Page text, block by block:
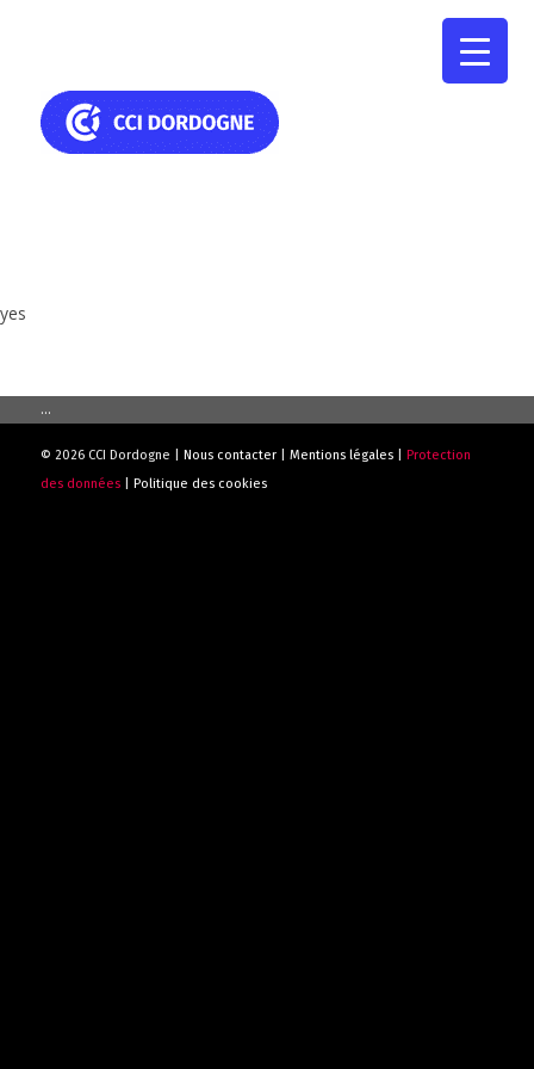
yes
...
© 2026 CCI Dordogne | Nous contacter| Mentions légales| Protection
des données| Politique des cookies